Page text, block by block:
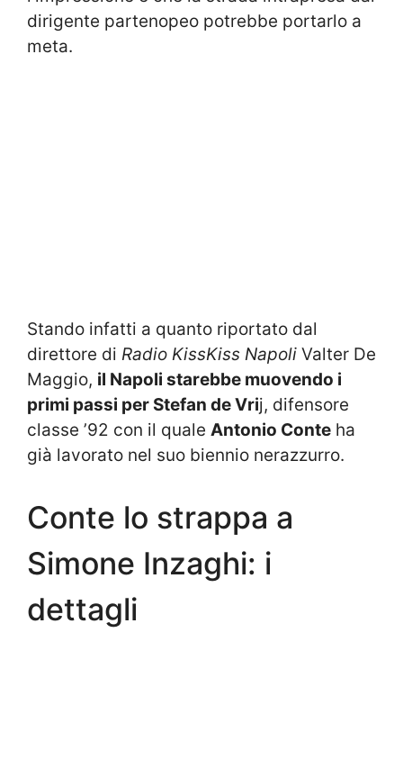
dirigente partenopeo potrebbe portarlo a
meta.
Stando infatti a quanto riportato dal
direttore di Radio KissKiss Napoli Valter De
Maggio, il Napoli starebbe muovendo i
primi passi per Stefan de Vrij, difensore
classe ’92 con il quale Antonio Conte ha
già lavorato nel suo biennio nerazzurro.
Conte lo strappa a
Simone Inzaghi: i
dettagli